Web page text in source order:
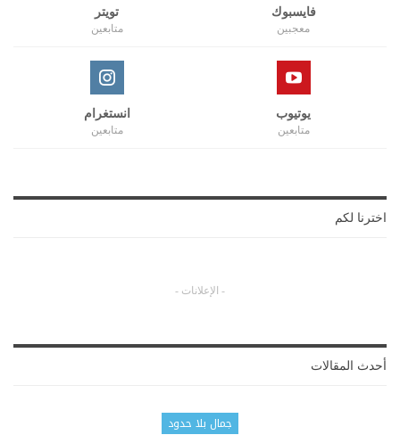
فايسبوك
معجبين
تويتر
متابعين
يوتيوب
متابعين
انستغرام
متابعين
اخترنا لكم
- الإعلانات -
أحدث المقالات
جمال بلا حدود